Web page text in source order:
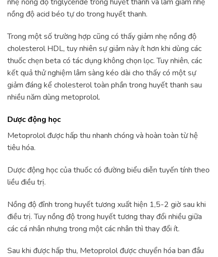
nồng độ acid béo tự do trong huyết thanh.
Trong một số trường hợp cũng có thấy giảm nhẹ nồng độ
cholesterol HDL, tuy nhiên sự giảm này ít hơn khi dùng các
thuốc chẹn beta có tác dụng không chọn lọc. Tuy nhiên, các
kết quả thử nghiệm lâm sàng kéo dài cho thấy có một sự
giảm đáng kể cholesterol toàn phần trong huyết thanh sau
nhiều năm dùng metoprolol.
Dược động học
Metoprolol được hấp thu nhanh chóng và hoàn toàn từ hệ
tiêu hóa.
Dược động học của thuốc có đường biểu diễn tuyến tính theo
liều điều trị.
Nồng độ đỉnh trong huyết tương xuất hiện 1,5-2 giờ sau khi
điều trị. Tuy nồng độ trong huyết tương thay đổi nhiều giữa
các cá nhân nhưng trong một các nhân thì thay đổi ít.
Sau khi được hấp thu, Metoprolol được chuyển hóa ban đầu